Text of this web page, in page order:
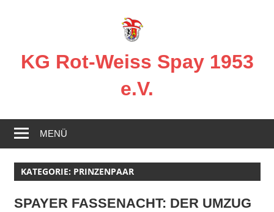
KG Rot-Weiss Spay 1953
e.V.
in
Spay!
MENÜ
KATEGORIE: PRINZENPAAR
SPAYER FASSENACHT: DER UMZUG